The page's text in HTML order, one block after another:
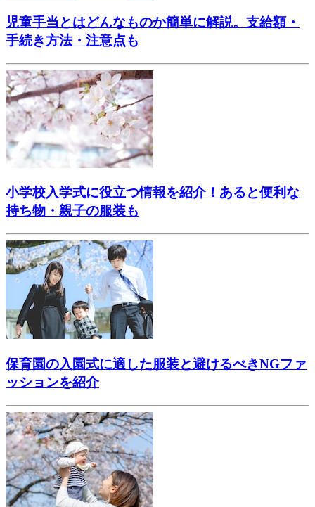
児童手当とはどんなものか簡単に解説。支給額・
手続き方法・注意点も
小学校入学式に役立つ情報を紹介！あると便利な
持ち物・親子の服装も
保育園の入園式に適した服装と避けるべきNGファ
ッションを紹介